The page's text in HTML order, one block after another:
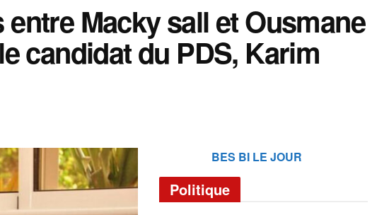
Macky sall et Ousmane
candidat du PDS, Karim
BES BI LE JOUR
Politique